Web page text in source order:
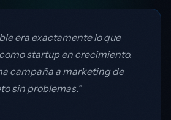
era exactamente lo que
startup en crecimiento.
campaña a marketing de
sin problemas.”